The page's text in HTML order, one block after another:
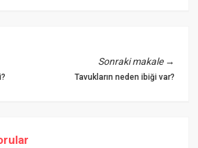
Sonraki makale→
Tavukların neden ibiği var?